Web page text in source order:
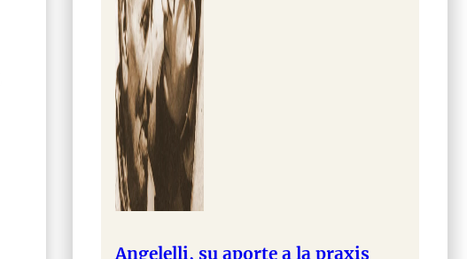
Angelelli, su aporte a la praxis